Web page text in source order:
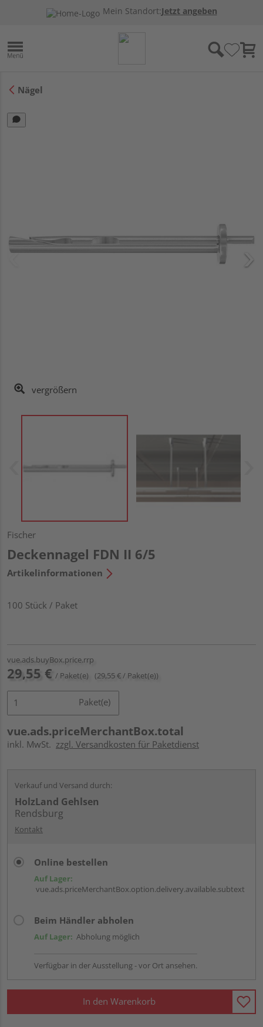
Mein Standort:Jetzt angeben
Nägel
vergrößern
Fischer
Deckennagel FDN II 6/5
Artikelinformationen
100 Stück / Paket
vue.ads.buyBox.price.rrp
29,55 € / Paket(e) (29,55 € / Paket(e))
Paket(e)
vue.ads.priceMerchantBox.total
inkl. MwSt. zzgl. Versandkosten für Paketdienst
Verkauf und Versand durch:
HolzLand Gehlsen
Rendsburg
Kontakt
Online bestellen
Auf Lager:
vue.ads.priceMerchantBox.option.delivery.available.subtext
Beim Händler abholen
Auf Lager: Abholung möglich
Verfügbar in der Ausstellung - vor Ort ansehen.
In den Warenkorb